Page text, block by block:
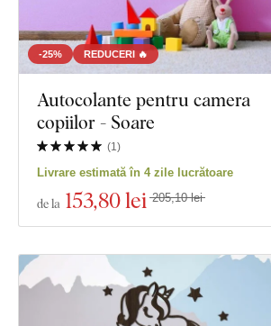
-25% REDUCERI 🔥
Autocolante pentru camera
copiilor - Soare
(1)
Livrare estimată în 4 zile lucrătoare
de la 153,80 lei 205,10 lei